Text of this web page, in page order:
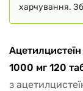
харчування.
1000 мг 120
з